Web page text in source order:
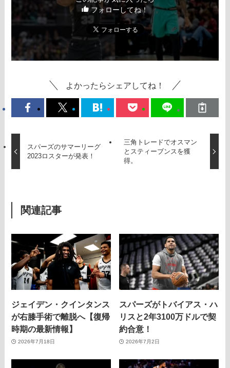
フォローしてね！
よかったらシェアしてね！
スパーズのサマーリーグ
2023ロスターが発表！
三角トレードでオスマン
とスティーブンスを獲
得。
関連記事
ジェイデン・クインタンス
が右膝手術で離脱へ【復帰
時期の最新情報】
2026年7月18日
スパーズがトバイアス・ハ
リスと2年3100万ドルで契
約合意！
2026年7月2日